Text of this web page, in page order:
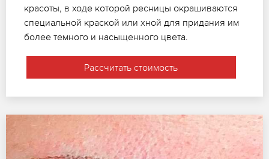
красоты, в ходе которой ресницы окрашиваются
специальной краской или хной для придания им
более темного и насыщенного цвета.
Рассчитать стоимость